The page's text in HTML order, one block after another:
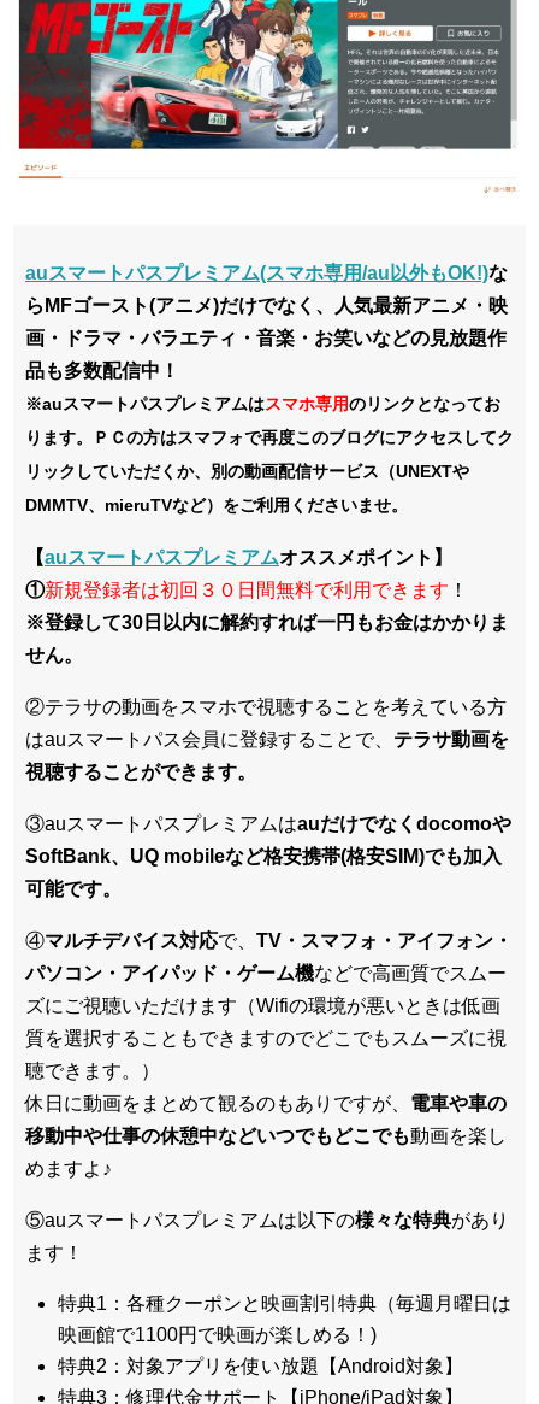
auスマートパスプレミアム(スマホ専用/au以外もOK!)な
らMFゴースト(アニメ)だけでなく、人気最新アニメ・映
画・ドラマ・バラエティ・音楽・お笑いなどの見放題作
品も多数配信中！
※auスマートパスプレミアムはスマホ専用のリンクとなってお
ります。ＰＣの方はスマフォで再度このブログにアクセスしてク
リックしていただくか、別の動画配信サービス（UNEXTや
DMMTV、mieruTVなど）をご利用くださいませ。
【auスマートパスプレミアムオススメポイント】
①新規登録者は初回３０日間無料で利用できます ！
※登録して30日以内に解約すれば一円もお金はかかりま
せん。
②テラサの動画をスマホで視聴することを考えている方
はauスマートパス会員に登録することで、 テラサ動画を
視聴することができます。
③auスマートパスプレミアムはauだけでなくdocomoや
SoftBank、UQ mobileなど格安携帯(格安SIM)でも加入
可能です。
④マルチデバイス対応で、 TV・スマフォ・アイフォン・
パソコン・アイパッド・ゲーム機などで高画質でスムー
ズにご視聴いただけます（Wifiの環境が悪いときは低画
質を選択することもできますのでどこでもスムーズに視
聴できます。）
休日に動画をまとめて観るのもありですが、 電車や車の
移動中や仕事の休憩中などいつでもどこでも動画を楽し
めますよ♪
⑤auスマートパスプレミアムは以下の様々な特典があり
ます！
特典1：各種クーポンと映画割引特典（毎週月曜日は
映画館で1100円で映画が楽しめる！)
特典2：対象アプリを使い放題【Android対象】
特典3：修理代金サポート【iPhone/iPad対象】